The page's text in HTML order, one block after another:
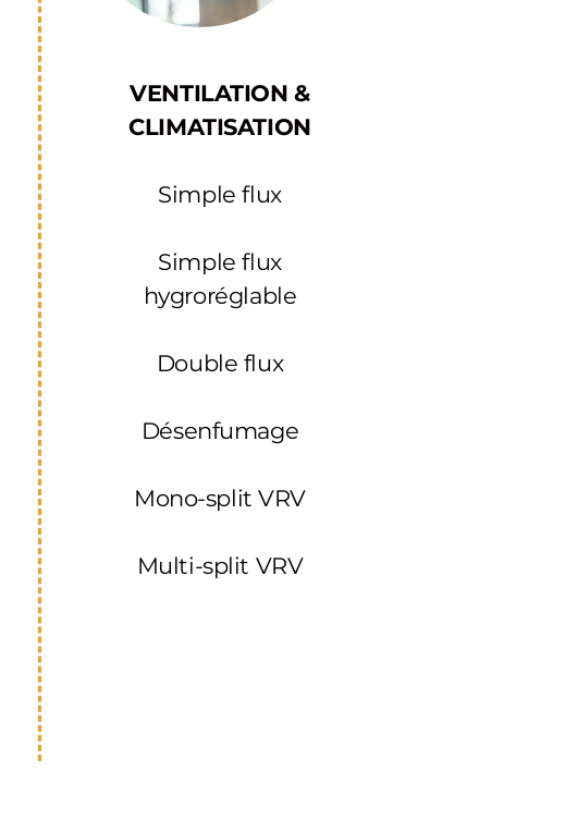
VENTILATION &
CLIMATISATION
Simple flux
Simple flux
hygroréglable
Double flux
Désenfumage
Mono-split VRV
Multi-split VRV